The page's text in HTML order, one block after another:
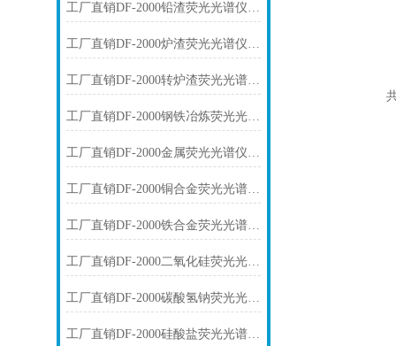
工厂直销DF-2000铅渣荧光光谱仪技术参数
工厂直销DF-2000炉渣荧光光谱仪技术参数
工厂直销DF-2000转炉渣荧光光谱仪技术参数
工厂直销DF-2000钢铁冶炼荧光光谱仪技术参数
工厂直销DF-2000金属荧光光谱仪技术参数
工厂直销DF-2000铜合金荧光光谱仪技术参数
工厂直销DF-2000铁合金荧光光谱仪技术参数
工厂直销DF-2000二氧化硅荧光光谱仪技术参数
工厂直销DF-2000碳酸氢钠荧光光谱仪技术参数
工厂直销DF-2000硅酸盐荧光光谱仪技术参数